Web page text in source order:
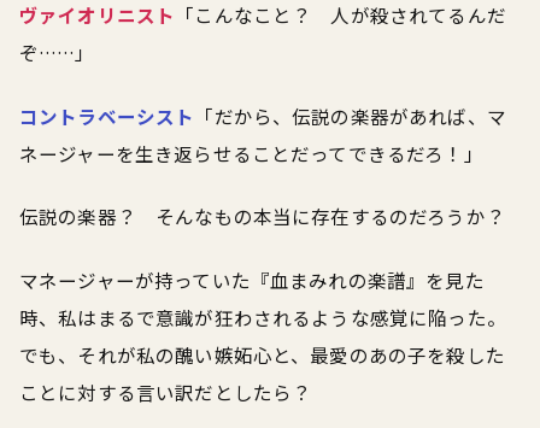
ヴァイオリニスト 「こんなこと？ 人が殺されてるんだ
ぞ……」
コントラベーシスト 「だから、伝説の楽器があれば、マ
ネージャーを生き返らせることだってできるだろ！」
伝説の楽器？ そんなもの本当に存在するのだろうか？
マネージャーが持っていた『血まみれの楽譜』を見た
時、私はまるで意識が狂わされるような感覚に陥った。
でも、それが私の醜い嫉妬心と、最愛のあの子を殺した
ことに対する言い訳だとしたら？